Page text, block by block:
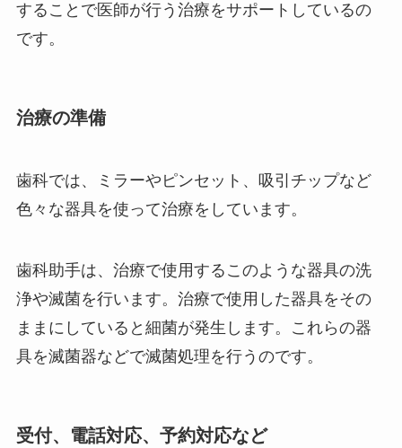
することで医師が行う治療をサポートしているの
です。
治療の準備
歯科では、ミラーやピンセット、吸引チップなど
色々な器具を使って治療をしています。
歯科助手は、治療で使用するこのような器具の洗
浄や滅菌を行います。治療で使用した器具をその
ままにしていると細菌が発生します。これらの器
具を滅菌器などで滅菌処理を行うのです。
受付、電話対応、予約対応など